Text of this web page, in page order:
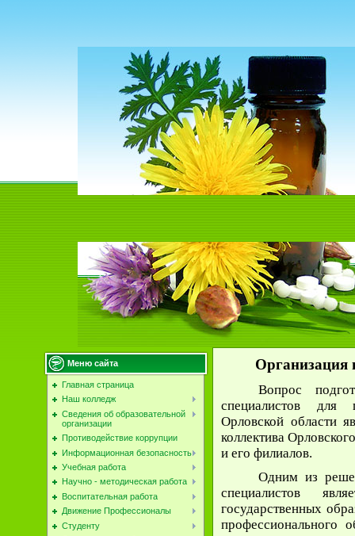
Меню сайта
Главная страница
Наш колледж
Сведения об образовательной
организации
Противодействие коррупции
Информационная безопасность
Учебная работа
Научно - методическая работа
Воспитательная работа
Движение Профессионалы
Студенту
Организация
Вопрос
специалистов для
Орловской области
коллектива
и его филиалов.
Одним из
специалистов
государственных